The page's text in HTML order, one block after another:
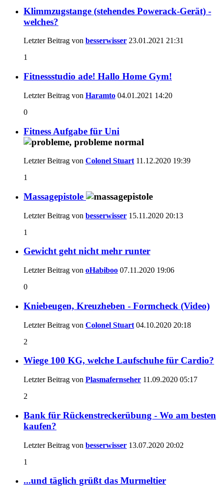
Klimmzugstange (stehendes Powerack-Gerät) -
welches?
Letzter Beitrag von besserwisser 23.01.2021 21:31
1
Fitnessstudio ade! Hallo Home Gym!
Letzter Beitrag von Haramto 04.01.2021 14:20
0
Fitness Aufgabe für Uni
Letzter Beitrag von Colonel Stuart 11.12.2020 19:39
1
Massagepistole
Letzter Beitrag von besserwisser 15.11.2020 20:13
1
Gewicht geht nicht mehr runter
Letzter Beitrag von oHabiboo 07.11.2020 19:06
0
Kniebeugen, Kreuzheben - Formcheck (Video)
Letzter Beitrag von Colonel Stuart 04.10.2020 20:18
2
Wiege 100 KG, welche Laufschuhe für Cardio?
Letzter Beitrag von Plasmafernseher 11.09.2020 05:17
2
Bank für Rückenstreckerübung - Wo am besten
kaufen?
Letzter Beitrag von besserwisser 13.07.2020 20:02
1
...und täglich grüßt das Murmeltier